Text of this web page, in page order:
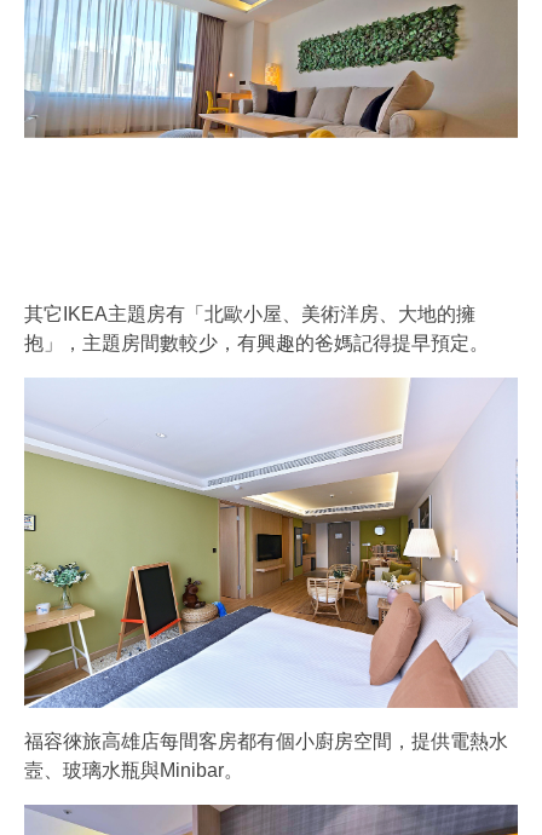
其它IKEA主題房有「北歐小屋、美術洋房、大地的擁
抱」，主題房間數較少，有興趣的爸媽記得提早預定。
福容徠旅高雄店每間客房都有個小廚房空間，提供電熱水
壼、玻璃水瓶與Minibar。